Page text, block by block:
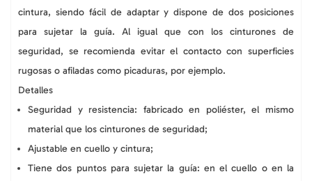
cintura, siendo fácil de adaptar y dispone de dos posiciones
para sujetar la guía. Al igual que con los cinturones de
seguridad, se recomienda evitar el contacto con superficies
rugosas o afiladas como picaduras, por ejemplo.
Detalles
Seguridad y resistencia: fabricado en poliéster, el mismo
material que los cinturones de seguridad;
Ajustable en cuello y cintura;
Tiene dos puntos para sujetar la guía: en el cuello o en la